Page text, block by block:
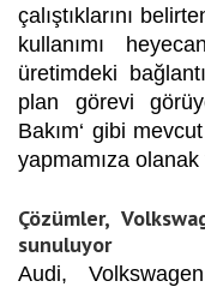
çalıştıklarını
kullanımı
üretimdeki
plan görevi
Bakım‘ gibi
yapmamıza olanak
Çözümler,
sunuluyor
Audi,